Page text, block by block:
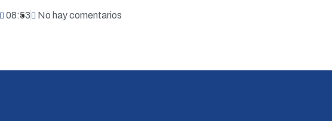
08:53 No hay comentarios